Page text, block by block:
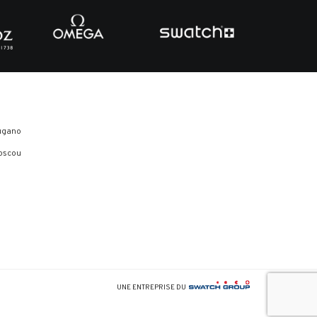
UNE ENTREPRISE DU